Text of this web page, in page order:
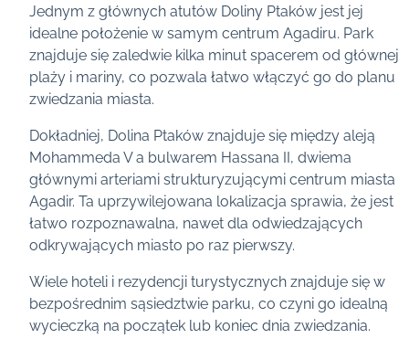
Jednym z głównych atutów Doliny Ptaków jest jej
idealne położenie w samym centrum Agadiru. Park
znajduje się zaledwie kilka minut spacerem od głównej
plaży i mariny, co pozwala łatwo włączyć go do planu
zwiedzania miasta.
Dokładniej, Dolina Ptaków znajduje się między aleją
Mohammeda V a bulwarem Hassana II, dwiema
głównymi arteriami strukturyzującymi centrum miasta
Agadir. Ta uprzywilejowana lokalizacja sprawia, że jest
łatwo rozpoznawalna, nawet dla odwiedzających
odkrywających miasto po raz pierwszy.
Wiele hoteli i rezydencji turystycznych znajduje się w
bezpośrednim sąsiedztwie parku, co czyni go idealną
wycieczką na początek lub koniec dnia zwiedzania.